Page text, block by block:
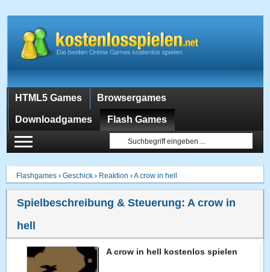
HTML5 Games Browsergames
Downloadgames Flash Games
Flashgames ›Geschick › Reaktion ›A crow in hell
Spielbeschreibung & Steuerung:A crow in
hell
A crow in hell kostenlos spielen